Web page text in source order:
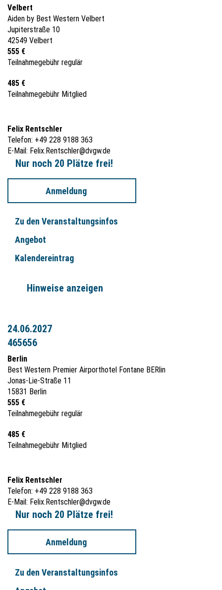
Velbert
Aiden by Best Western Velbert
Jupiterstraße 10
42549 Velbert
555 €
Teilnahmegebühr regulär
485 €
Teilnahmegebühr Mitglied
Felix Rentschler
Telefon: +49 228 9188 363
E-Mail: Felix.Rentschler@dvgw.de
Nur noch 20 Plätze frei!
Anmeldung
Zu den Veranstaltungsinfos
Angebot
Kalendereintrag
Hinweise anzeigen
24.06.2027
465656
Berlin
Best Western Premier Airporthotel Fontane BERlin
Jonas-Lie-Straße 11
15831 Berlin
555 €
Teilnahmegebühr regulär
485 €
Teilnahmegebühr Mitglied
Felix Rentschler
Telefon: +49 228 9188 363
E-Mail: Felix.Rentschler@dvgw.de
Nur noch 20 Plätze frei!
Anmeldung
Zu den Veranstaltungsinfos